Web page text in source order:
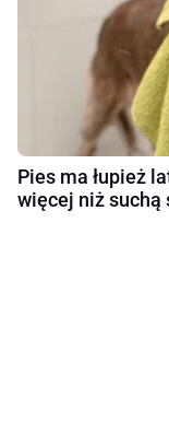
Pies ma łupież
więcej niż suchą